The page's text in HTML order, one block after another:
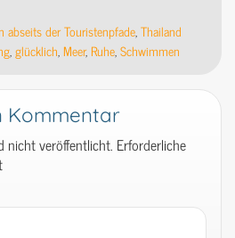
abseits der Touristenpfade,Thailand
,glücklich,Meer, Ruhe,Schwimmen
Kommentar
nicht veröffentlicht. Erforderliche